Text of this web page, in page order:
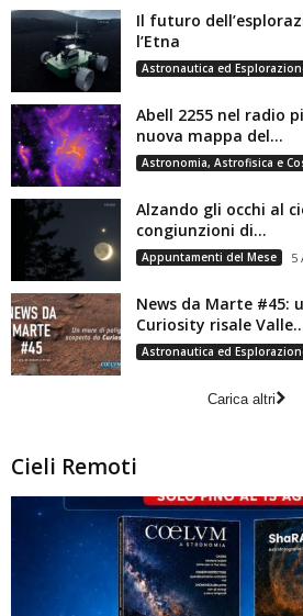
Il futuro
l’Etna
Astronautica ed
Abell 2255 nel radio
nuova mappa del...
Astronomia, Astrofisica e
Alzando gli occhi al
congiunzioni di...
Appuntamenti del Mese 5
News da Marte #45:
Curiosity risale
Astronautica ed
Carica altri
Cieli Remoti